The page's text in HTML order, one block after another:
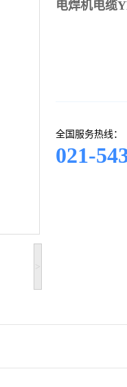
>
电焊机电缆
全国服务热线：
021-